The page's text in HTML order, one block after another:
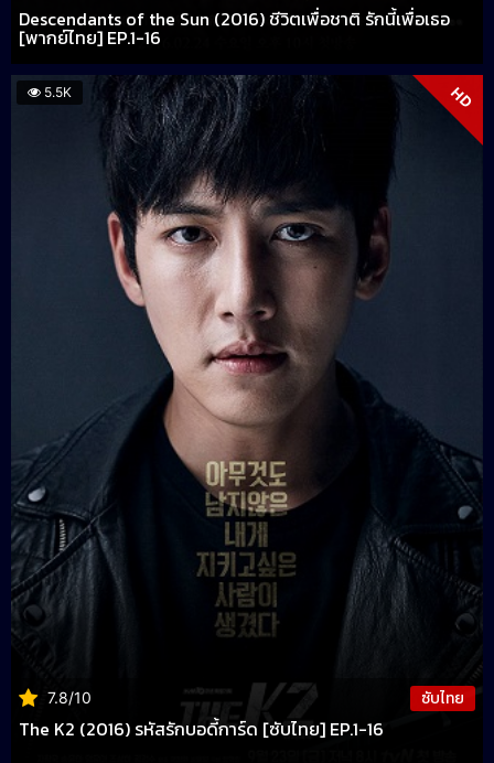
Descendants of the Sun (2016) ชีวิตเพื่อชาติ รักนี้เพื่อเธอ
[พากย์ไทย] EP.1-16
5.5K HD
7.8/10 ซับไทย
The K2 (2016) รหัสรักบอดี้การ์ด [ซับไทย] EP.1-16